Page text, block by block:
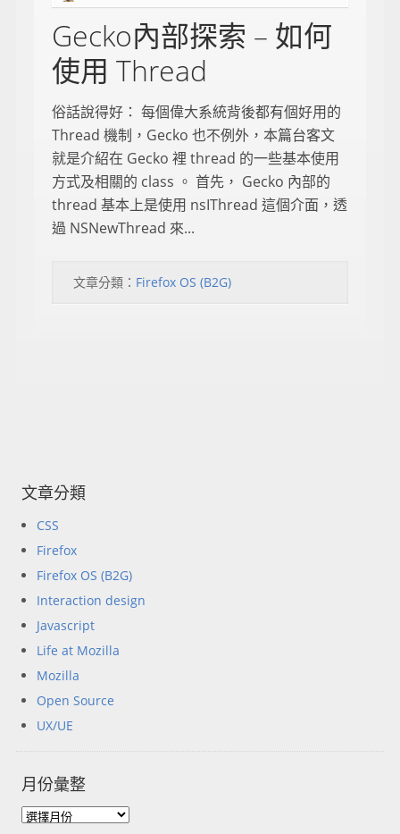
Gecko內部探索 – 如何
使用 Thread
俗話說得好： 每個偉大系統背後都有個好用的
Thread 機制，Gecko 也不例外，本篇台客文
就是介紹在 Gecko 裡 thread 的一些基本使用
方式及相關的 class 。 首先， Gecko 內部的
thread 基本上是使用 nsIThread 這個介面，透
過 NSNewThread 來...
文章分類： Firefox OS (B2G)
文章分類
CSS
Firefox
Firefox OS (B2G)
Interaction design
Javascript
Life at Mozilla
Mozilla
Open Source
UX/UE
月份彙整